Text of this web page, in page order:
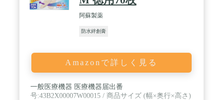
阿蘇製薬
防水絆創膏
Amazonで詳しく見る
一般医療機器 医療機器届出番
号:43B2X00007W00015 / 商品サイズ (幅×奥行×高さ)